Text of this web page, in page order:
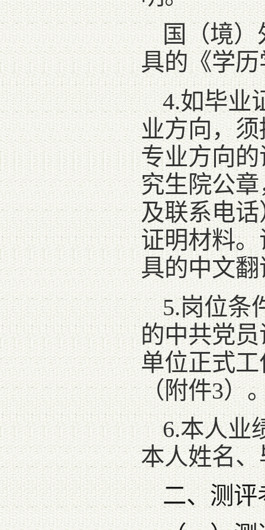
国（境）
具的《学
4.如毕业
业方向，
专业方向
究生院公
及联系电
证明材料
具的中文
5.岗位条
的中共党
单位正式
（附件3）
6.本人业
本人姓名
二、测评